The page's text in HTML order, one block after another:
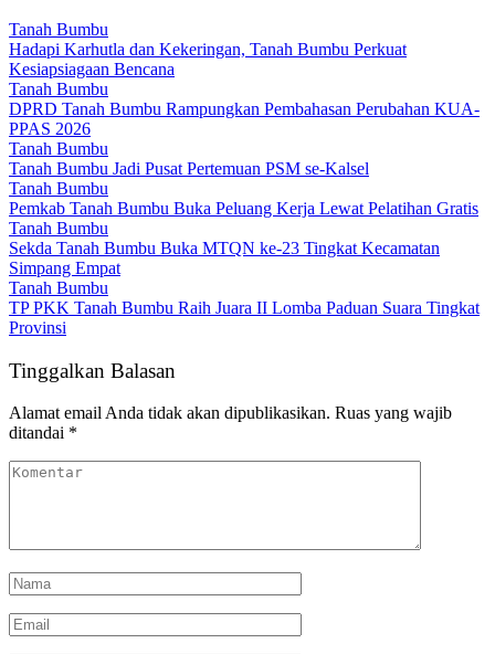
Tanah Bumbu
Hadapi Karhutla dan Kekeringan, Tanah Bumbu Perkuat
Kesiapsiagaan Bencana
Tanah Bumbu
DPRD Tanah Bumbu Rampungkan Pembahasan Perubahan KUA-
PPAS 2026
Tanah Bumbu
Tanah Bumbu Jadi Pusat Pertemuan PSM se-Kalsel
Tanah Bumbu
Pemkab Tanah Bumbu Buka Peluang Kerja Lewat Pelatihan Gratis
Tanah Bumbu
Sekda Tanah Bumbu Buka MTQN ke-23 Tingkat Kecamatan
Simpang Empat
Tanah Bumbu
TP PKK Tanah Bumbu Raih Juara II Lomba Paduan Suara Tingkat
Provinsi
Tinggalkan Balasan
Alamat email Anda tidak akan dipublikasikan. Ruas yang wajib
ditandai *